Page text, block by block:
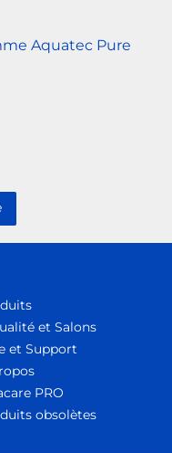
Aquatec Pure
et Salons
et Support
PRO
obsolètes